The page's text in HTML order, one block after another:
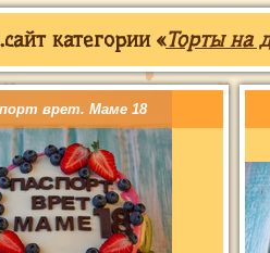
категории «Торты на
врет. Маме 18